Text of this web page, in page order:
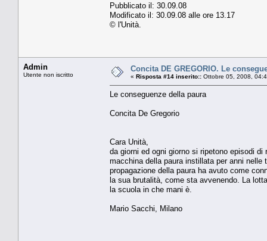
Pubblicato il: 30.09.08
Modificato il: 30.09.08 alle ore 13.17
© l'Unità.
Admin
Utente non iscritto
Concita DE GREGORIO. Le
« Risposta #14 inserito:: Ottobre 05, 2008,
Le conseguenze della paura
Concita De Gregorio
Cara Unità,
da giorni ed ogni giorno si ripetono episodi
macchina della paura instillata per anni nelle
propagazione della paura ha avuto come
la sua brutalità, come sta avvenendo. La
la scuola in che mani è.
Mario Sacchi, Milano